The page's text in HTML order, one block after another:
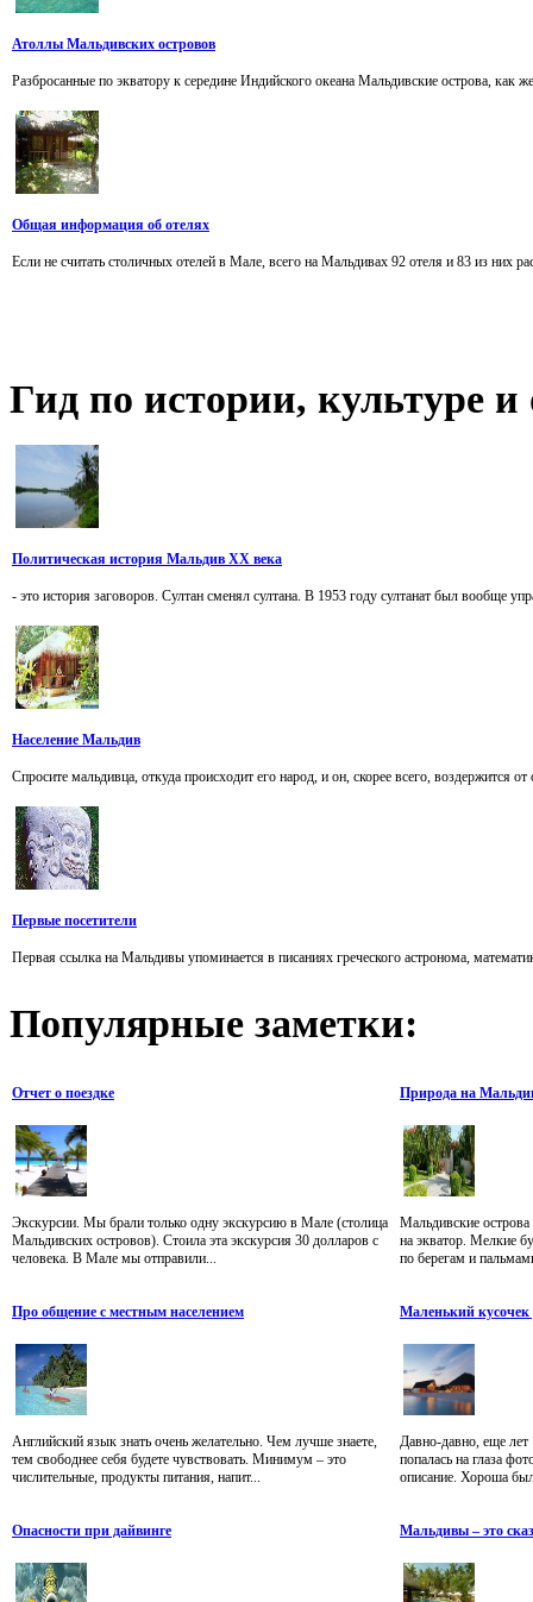
Атоллы Мальдивских островов
Разбросанные по экватору к середине Индийского океана Мальдивские острова,
Общая информация об отелях
Если не считать столичных отелей в Мале, всего на Мальдивах 92 отеля и 83 из них
Гид по истории, культуре
Политическая история Мальдив XX века
- это история заговоров. Султан сменял султана. В 1953 году султанат был вообще
Население Мальдив
Спросите мальдивца, откуда происходит его народ, и он, скорее всего, воздержится
Первые посетители
Первая ссылка на Мальдивы упоминается в писаниях греческого астронома,
Популярные заметки:
Отчет о поездке
Экскурсии. Мы брали только одну экскурсию в Мале (столица
Мальдивских островов). Стоила эта экскурсия 30 долларов с
человека. В Мале мы отправили...
Природа на
Мальдивские острова
на экватор. Мелкие
по берегам и
Про общение с местным населением
Английский язык знать очень желательно. Чем лучше знаете,
тем свободнее себя будете чувствовать. Минимум – это
числительные, продукты питания, напит...
Маленький кусочек
Давно-давно, еще
попалась на глаза
описание. Хороша
Опасности при дайвинге Мальдивы – это